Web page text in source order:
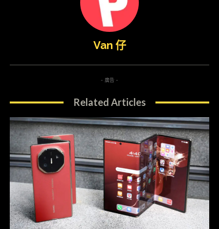
Van 仔
- 廣告 -
Related Articles